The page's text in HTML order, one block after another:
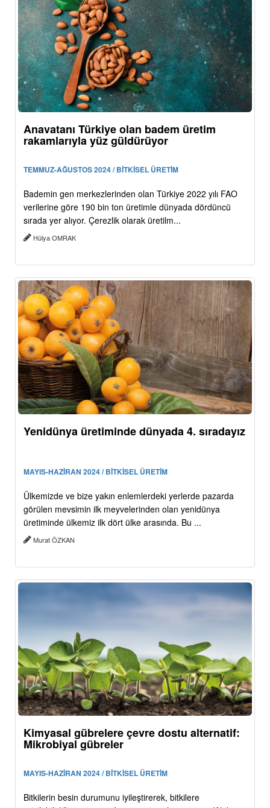
Anavatanı Türkiye olan badem üretim
rakamlarıyla yüz güldürüyor
TEMMUZ-AĞUSTOS 2024 / BİTKİSEL ÜRETİM
Bademin gen merkezlerinden olan Türkiye 2022 yılı FAO
verilerine göre 190 bin ton üretimle dünyada dördüncü
sırada yer alıyor. Çerezlik olarak üretilm...
Hülya OMRAK
Yenidünya üretiminde dünyada 4. sıradayız
MAYIS-HAZİRAN 2024 / BİTKİSEL ÜRETİM
Ülkemizde ve bize yakın enlemlerdeki yerlerde pazarda
görülen mevsimin ilk meyvelerinden olan yenidünya
üretiminde ülkemiz ilk dört ülke arasında. Bu ...
Murat ÖZKAN
Kimyasal gübrelere çevre dostu alternatif:
Mikrobiyal gübreler
MAYIS-HAZİRAN 2024 / BİTKİSEL ÜRETİM
Bitkilerin besin durumunu iyileştirerek, bitkilere